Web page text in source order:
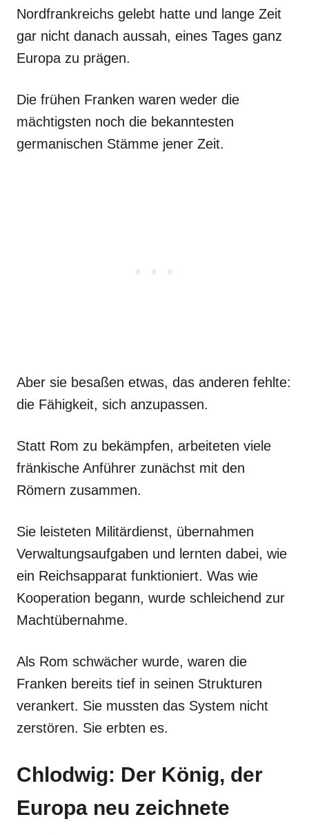
Nordfrankreichs gelebt hatte und lange Zeit
gar nicht danach aussah, eines Tages ganz
Europa zu prägen.
Die frühen Franken waren weder die
mächtigsten noch die bekanntesten
germanischen Stämme jener Zeit.
Aber sie besaßen etwas, das anderen fehlte:
die Fähigkeit, sich anzupassen.
Statt Rom zu bekämpfen, arbeiteten viele
fränkische Anführer zunächst mit den
Römern zusammen.
Sie leisteten Militärdienst, übernahmen
Verwaltungsaufgaben und lernten dabei, wie
ein Reichsapparat funktioniert. Was wie
Kooperation begann, wurde schleichend zur
Machtübernahme.
Als Rom schwächer wurde, waren die
Franken bereits tief in seinen Strukturen
verankert. Sie mussten das System nicht
zerstören. Sie erbten es.
Chlodwig: Der König, der
Europa neu zeichnete